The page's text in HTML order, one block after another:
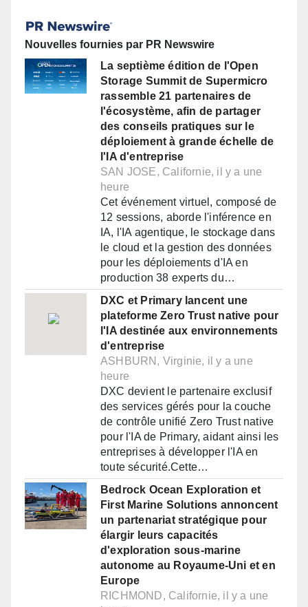
Nouvelles fournies par PR Newswire
La septième édition de l'Open
Storage Summit de Supermicro
rassemble 21 partenaires de
l'écosystème, afin de partager
des conseils pratiques sur le
déploiement à grande échelle de
l'IA d'entreprise
SAN JOSE, Californie, il y a une
heure
Cet événement virtuel, composé de
12 sessions, aborde l'inférence en
IA, l'IA agentique, le stockage dans
le cloud et la gestion des données
pour les déploiements d'IA en
production 38 experts du…
DXC et Primary lancent une
plateforme Zero Trust native pour
l'IA destinée aux environnements
d'entreprise
ASHBURN, Virginie, il y a une
heure
DXC devient le partenaire exclusif
des services gérés pour la couche
de contrôle unifié Zero Trust native
pour l'IA de Primary, aidant ainsi les
entreprises à développer l'IA en
toute sécurité.Cette…
Bedrock Ocean Exploration et
First Marine Solutions annoncent
un partenariat stratégique pour
élargir leurs capacités
d'exploration sous-marine
autonome au Royaume-Uni et en
Europe
RICHMOND, Californie, il y a une